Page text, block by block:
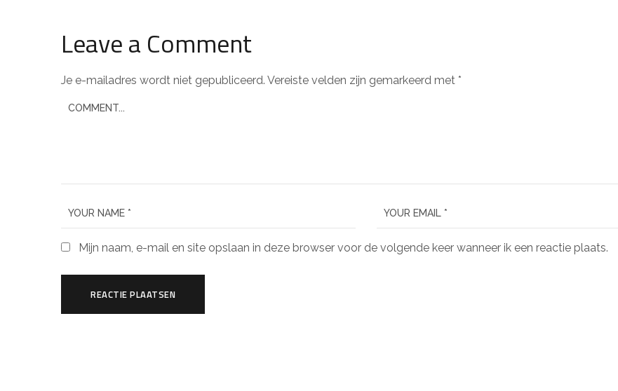
Leave a Comment
Je e-mailadres wordt niet gepubliceerd. Vereiste velden zijn gemarkeerd met *
Mijn naam, e-mail en site opslaan in deze browser voor de volgende keer wanneer ik een reactie plaats.